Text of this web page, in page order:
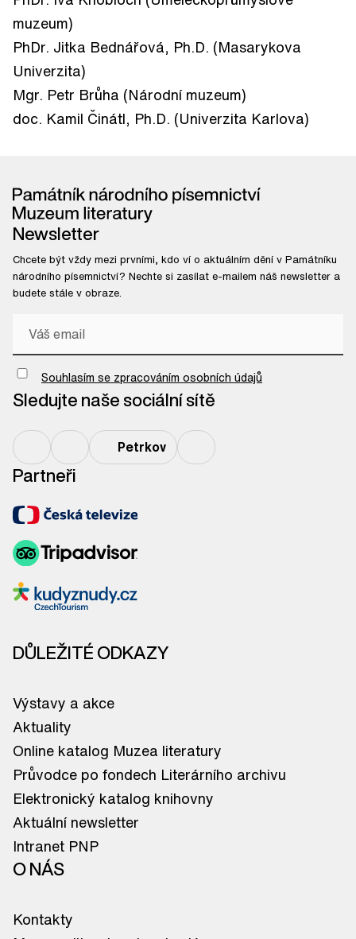
muzeum)
PhDr. Jitka Bednářová, Ph.D. (Masarykova
Univerzita)
Mgr. Petr Brůha (Národní muzeum)
doc. Kamil Činátl, Ph.D. (Univerzita Karlova)
Newsletter
Chcete být vždy mezi prvními, kdo ví o aktuálním dění v Památníku
národního písemnictví? Nechte si zasílat e-mailem náš newsletter a
budete stále v obraze.
Chci odebírat newsletter
Souhlasím se zpracováním osobních údajů
Sledujte naše sociální sítě
Petrkov
Partneři
DŮLEŽITÉ ODKAZY
Výstavy a akce
Aktuality
Online katalog Muzea literatury
Průvodce po fondech Literárního archivu
Elektronický katalog knihovny
Aktuální newsletter
Intranet PNP
O NÁS
Kontakty